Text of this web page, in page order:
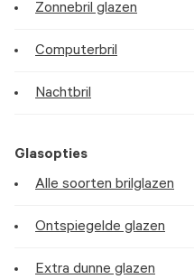
Zonnebril glazen
Computerbril
Nachtbril
Glasopties
Alle soorten brilglazen
Ontspiegelde glazen
Extra dunne glazen